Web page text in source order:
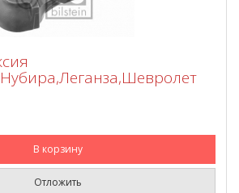
В корзину
Отложить